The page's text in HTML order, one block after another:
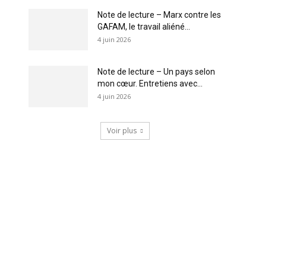
Note de lecture – Marx contre les
GAFAM, le travail aliéné...
4 juin 2026
Note de lecture – Un pays selon
mon cœur. Entretiens avec...
4 juin 2026
Voir plus